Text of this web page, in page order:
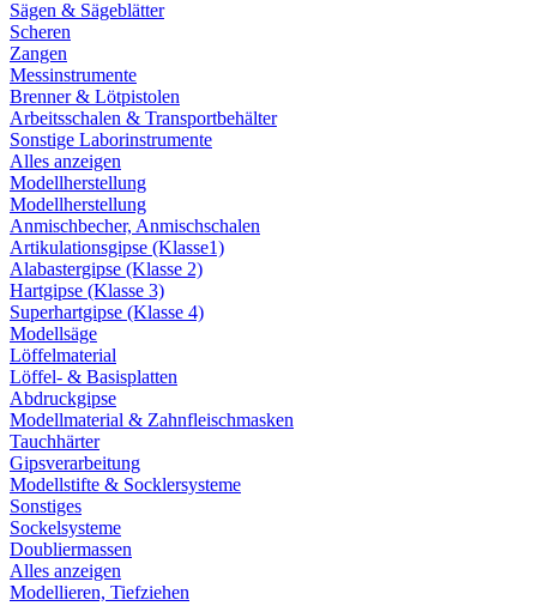
Sägen & Sägeblätter
Scheren
Zangen
Messinstrumente
Brenner & Lötpistolen
Arbeitsschalen & Transportbehälter
Sonstige Laborinstrumente
Alles anzeigen
Modellherstellung
Modellherstellung
Anmischbecher, Anmischschalen
Artikulationsgipse (Klasse1)
Alabastergipse (Klasse 2)
Hartgipse (Klasse 3)
Superhartgipse (Klasse 4)
Modellsäge
Löffelmaterial
Löffel- & Basisplatten
Abdruckgipse
Modellmaterial & Zahnfleischmasken
Tauchhärter
Gipsverarbeitung
Modellstifte & Socklersysteme
Sonstiges
Sockelsysteme
Doubliermassen
Alles anzeigen
Modellieren, Tiefziehen